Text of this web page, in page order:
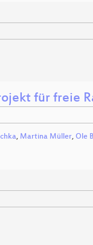
für freie
, Martina Müller, Ole